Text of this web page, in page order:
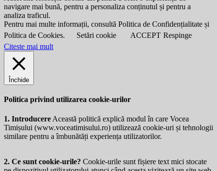
navigare mai bună, pentru a personaliza conținutul și pentru a
analiza traficul.
Pentru mai multe informații, consultă Politica de Confidențialitate și
Politica de Cookies.
Setări cookie ACCEPT Respinge
Citeste mai mult
Închide
Politica privind utilizarea cookie-urilor
1. Introducere Această politică explică modul în care Vocea
Timișului (www.voceatimisului.ro) utilizează cookie-uri și tehnologii
similare pentru a îmbunătăți experiența utilizatorilor.
2. Ce sunt cookie-urile? Cookie-urile sunt fișiere text mici stocate